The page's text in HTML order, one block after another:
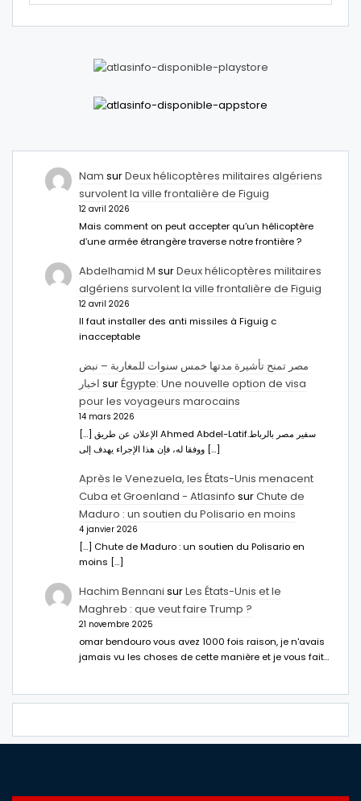
Nam surDeux hélicoptères militaires algériens
survolent la ville frontalière de Figuig
12 avril 2026
Mais comment on peut accepter qu’un hélicoptère
d’une armée étrangère traverse notre frontière ?
Abdelhamid M surDeux hélicoptères militaires
algériens survolent la ville frontalière de Figuig
12 avril 2026
Il faut installer des anti missiles à Figuig c
inacceptable
مصر تمنح تأشيرة مدتها خمس سنوات للمغاربة – نبض
اخبار surÉgypte: Une nouvelle option de visa
pour les voyageurs marocains
14 mars 2026
[…] الإعلان عن طريق Ahmed Abdel-Latifسفير مصر بالرباط.
ووفقا له، فإن هذا الإجراء يهدف إلى […]
Après le Venezuela, les États-Unis menacent
Cuba et Groenland - Atlasinfo surChute de
Maduro : un soutien du Polisario en moins
4 janvier 2026
[…] Chute de Maduro : un soutien du Polisario en
moins […]
Hachim Bennani surLes États-Unis et le
Maghreb : que veut faire Trump ?
21 novembre 2025
omar bendouro vous avez 1000 fois raison, je n'avais
jamais vu les choses de cette manière et je vous fait…